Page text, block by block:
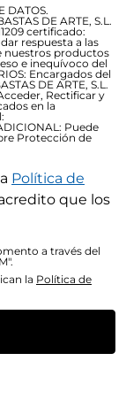
DATOS.
DE ARTE, S.L.
certificado:
respuesta a las
nuestros productos
e inequívoco del
Encargados del
DE ARTE, S.L.
Rectificar y
en la
Puede
Protección de
Política de
que los
a través del
la Política de